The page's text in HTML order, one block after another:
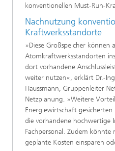
konventionellen Must-Run-
Nachnutzung
Kraftwerksstandorte
»Diese Großspeicher können
Atomkraftwerksstandorten
dort vorhandene
weiter nutzen«, erklärt Dr.-
Haussmann, Gruppenleiter
Netzplanung. »Weitere
Energiewirtschaft
die vorhandene hochwertige
Fachpersonal. Zudem könnte
geplante Kosten einsparen